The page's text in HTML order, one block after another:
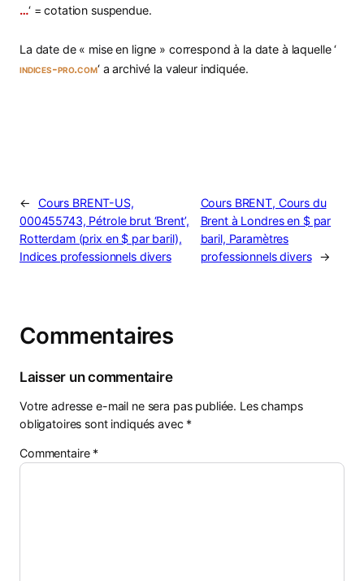
…‘ = cotation suspendue.
La date de « mise en ligne » correspond à la date à laquelle ‘
indices-pro.com‘ a archivé la valeur indiquée.
←
Cours BRENT-US,
000455743, Pétrole brut ‘Brent’,
Rotterdam (prix en $ par baril),
Indices professionnels divers
Cours BRENT, Cours du
Brent à Londres en $ par
baril, Paramètres
professionnels divers
→
Commentaires
Laisser un commentaire
Votre adresse e-mail ne sera pas publiée. Les champs
obligatoires sont indiqués avec *
Commentaire *